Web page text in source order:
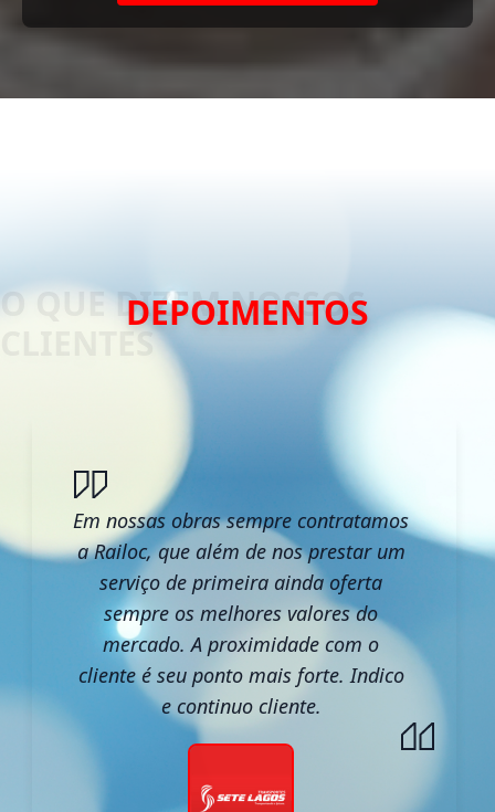
DEPOIMENTOS
Em nossas obras sempre contratamos
a Railoc, que além de nos prestar um
serviço de primeira ainda oferta
sempre os melhores valores do
mercado. A proximidade com o
cliente é seu ponto mais forte. Indico
e continuo cliente.